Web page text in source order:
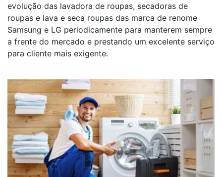
evolução das lavadora de roupas, secadoras de
roupas e lava e seca roupas das marca de renome
Samsung e LG periodicamente para manterem sempre
a frente do mercado e prestando um excelente serviço
para cliente mais exigente.